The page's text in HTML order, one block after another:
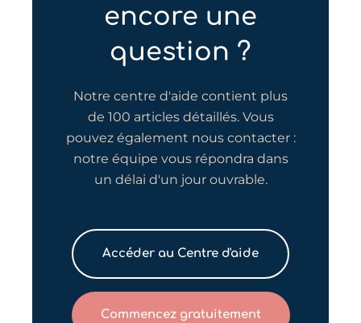
encore une
question ?
Notre centre d'aide contient plus
de 100 articles détaillés. Vous
pouvez également nous contacter :
notre équipe vous répondra dans
un délai d'un jour ouvrable.
Accéder au Centre d'aide
Commencez gratuitement